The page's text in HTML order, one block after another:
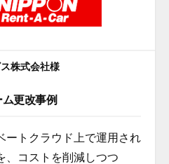
株式会社様
更改事例
ートクラウド上で運用され
、コストを削減しつつ